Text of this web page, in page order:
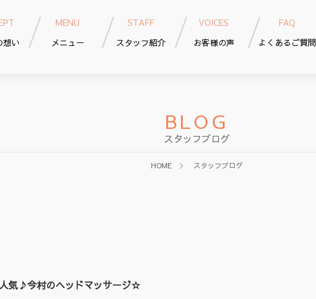
想い
MENU
メニュー
STAFF
スタッフ紹介
VOICES
お客様の声
FAQ
よくあるご質問
BLOG
スタッフブログ
HOME スタッフブログ
気♪今村のヘッドマッサージ☆